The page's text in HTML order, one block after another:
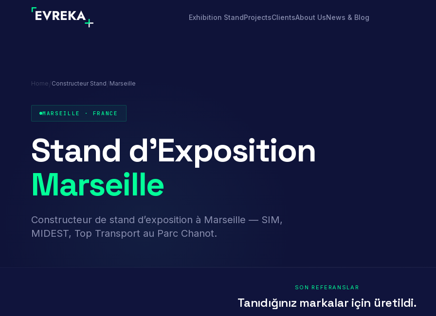
Exhibition StandProjectsClientsAbout UsNews & Blog
Home Constructeur Stand Marseille
MARSEILLE · FRANCE
Stand d’Exposition
Marseille
Constructeur de stand d’exposition à Marseille — SIM,
MIDEST, Top Transport au Parc Chanot.
SON REFERANSLAR
Tanıdığınız markalar için üretildi.
Youth House